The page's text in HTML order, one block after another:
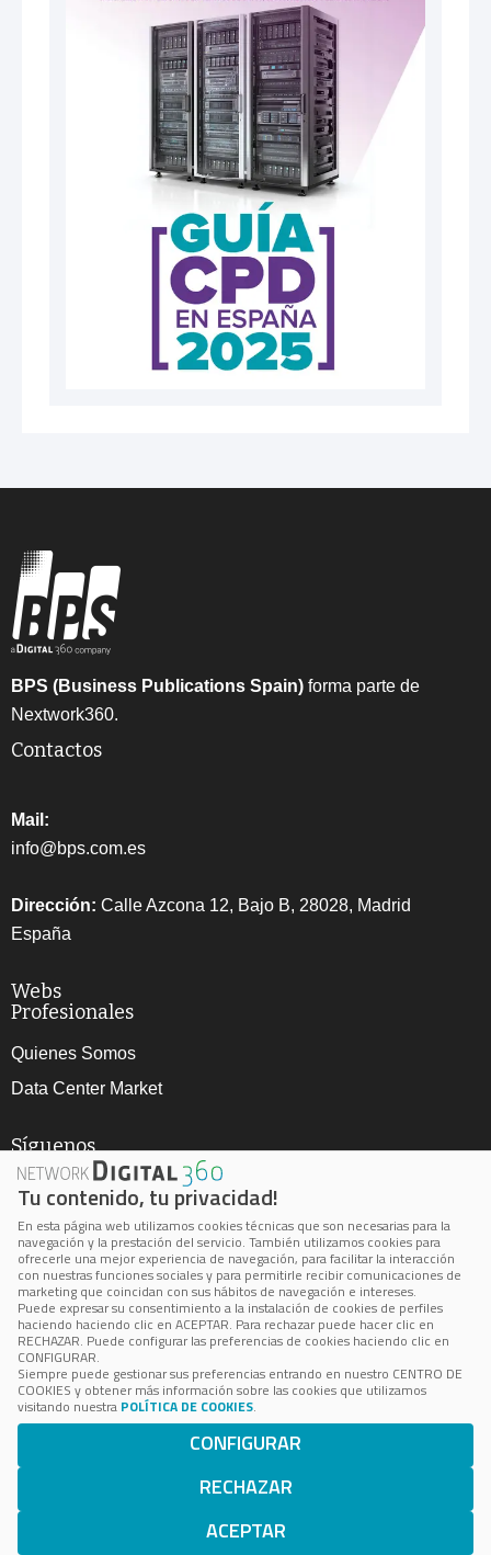
BPS (Business Publications Spain) forma parte de
Nextwork360.
Contactos
Mail:
info@bps.com.es
Dirección: Calle Azcona 12, Bajo B, 28028, Madrid
España
Webs
Profesionales
Quienes Somos
Data Center Market
Síguenos
Aviso Legal
Política de privacidad
Política de cookie
Cookie Center
BPS está inscrita en el Registro Mercantil de Madrid, Volumen
Número de Identificación Fiscal: B-85062503 © 2023 BPS
reservados.
Tu contenido, tu privacidad!
En esta página web utilizamos cookies técnicas que son necesarias para la
navegación y la prestación del servicio. También utilizamos cookies para
ofrecerle una mejor experiencia de navegación, para facilitar la interacción
con nuestras funciones sociales y para permitirle recibir comunicaciones de
marketing que coincidan con sus hábitos de navegación e intereses.
Puede expresar su consentimiento a la instalación de cookies de perfiles
haciendo haciendo clic en ACEPTAR. Para rechazar puede hacer clic en
RECHAZAR. Puede configurar las preferencias de cookies haciendo clic en
CONFIGURAR.
Siempre puede gestionar sus preferencias entrando en nuestro CENTRO DE
COOKIES y obtener más información sobre las cookies que utilizamos
visitando nuestra POLÍTICA DE COOKIES.
CONFIGURAR
RECHAZAR
ACEPTAR